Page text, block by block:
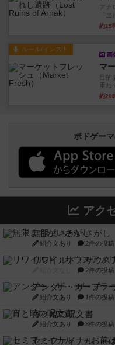
ア
「
約15
ルール/インスト
画
マ
目
重
約20
ボドゲー
アク
無限まちがいさがし
紹介文あり 2件の投稿
リワイルド：サウス
2件の投稿
アンダー・ザ・テー
紹介文あり 1件の投稿
宵と暁の呪文書
紹介文あり 8件の投稿
セミファイナル ～